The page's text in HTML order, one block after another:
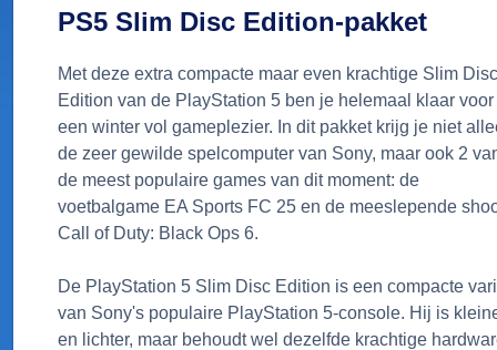
PS5 Slim Disc Edition-pakket
Met deze extra compacte maar even krachtige Slim Disc
Edition van de PlayStation 5 ben je helemaal klaar voor
een winter vol gameplezier. In dit pakket krijg je niet
de zeer gewilde spelcomputer van Sony, maar ook 2
de meest populaire games van dit moment: de
voetbalgame EA Sports FC 25 en de meeslepende
Call of Duty: Black Ops 6.
De PlayStation 5 Slim Disc Edition is een compacte
van Sony's populaire PlayStation 5-console. Hij is
en lichter, maar behoudt wel dezelfde krachtige